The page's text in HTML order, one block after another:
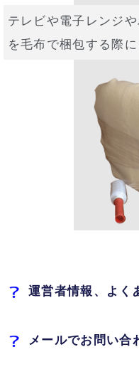
テレビや電子レンジ
を毛布で梱包する際に
運営者情報、よく
メールでお問い合